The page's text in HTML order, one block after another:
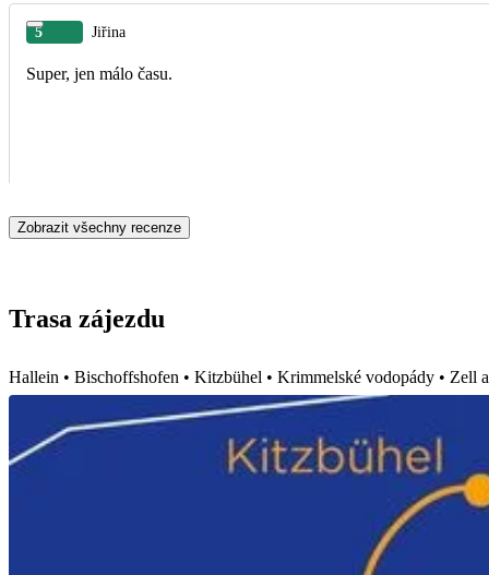
5 Jiřina
Super, jen málo času.
Zobrazit všechny recenze
Trasa zájezdu
Hallein • Bischoffshofen • Kitzbühel • Krimmelské vodopády • Zell